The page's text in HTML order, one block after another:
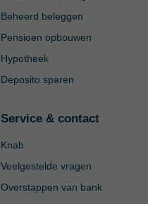
Beheerd beleggen
Pensioen opbouwen
Hypotheek
Deposito sparen
Service & contact
Knab
Veelgestelde vragen
Overstappen van bank